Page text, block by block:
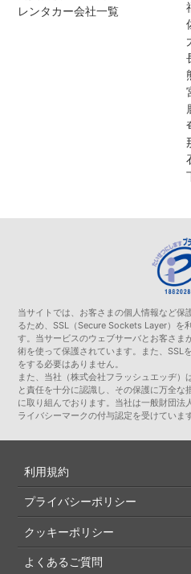
レンタカー会社一覧
当サイトでは、お客さまの個人情報など保
るため、SSL（Secure Sockets Layer）を
す。当サービスのウェブサーバとお客さま
術を使って保護されています。また、SSL
をする必要はありません。
また、当社（株式会社フラッシュエッヂ）
と責任を十分に認識し、その保護に万全な
に取り組んでおります。当社は一般財団
ライバシーマークの付与認定を受けています
利用規約
プライバシーポリシー
クッキーポリシー
よくあるご質問